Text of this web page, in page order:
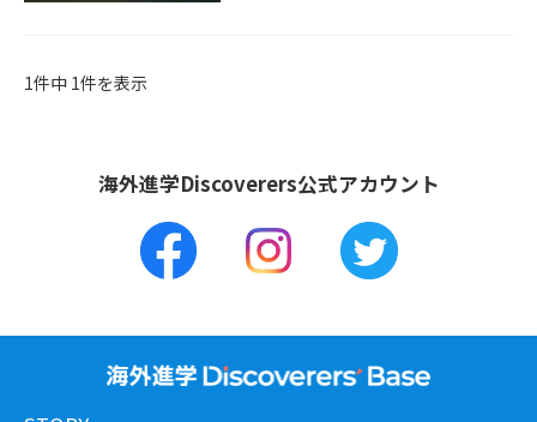
1件中 1件を表示
海外進学Discoverers公式アカウント